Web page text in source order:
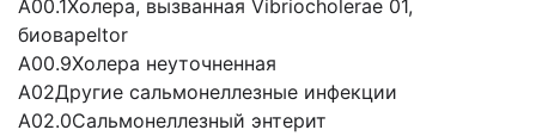
A00.1Холера, вызванная Vibriocholerae 01,
биоварeltor
A00.9Холера неуточненная
А02Другие сальмонеллезные инфекции
А02.0Сальмонеллезный энтерит